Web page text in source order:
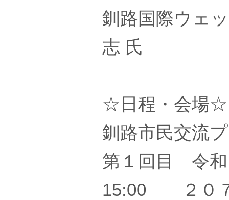
釧路国際ウェ
志 氏
☆日程・会場☆
釧路市民交流
第１回目 令
15:00 ２０